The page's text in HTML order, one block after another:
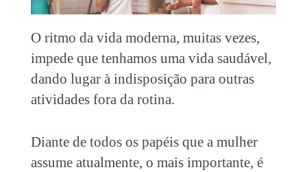
O ritmo da vida moderna, muitas vezes,
impede que tenhamos uma vida saudável,
dando lugar à indisposição para outras
atividades fora da rotina.
Diante de todos os papéis que a mulher
assume atualmente, o mais importante, é